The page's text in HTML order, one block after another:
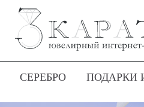
СЕРЕБРО ПОДАРКИ